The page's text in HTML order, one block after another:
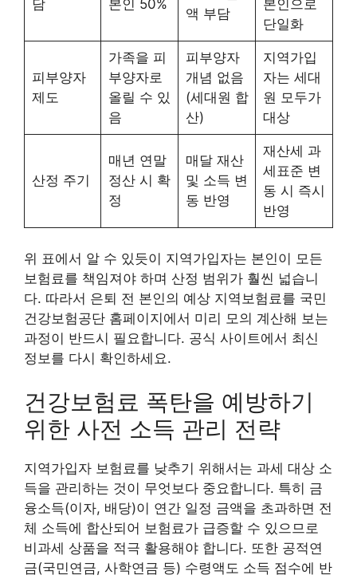
담 본인 50%
액 부담
본인으로
단일화
피부양자
제도
가족을 피
부양자로
올릴 수 있
음
피부양자
개념 없음
(세대원 합
산)
지역가입
자는 세대
원 모두가
대상
산정 주기
매년 연말
정산 시 확
정
매달 재산
및 소득 변
동 반영
재산세 과
세표준 변
동 시 즉시
반영
위 표에서 알 수 있듯이 지역가입자는 본인이 모든
보험료를 책임져야 하며 산정 범위가 훨씬 넓습니
다. 따라서 은퇴 전 본인의 예상 지역보험료를 국민
건강보험공단 홈페이지에서 미리 모의 계산해 보는
과정이 반드시 필요합니다. 공식 사이트에서 최신
정보를 다시 확인하세요.
건강보험료 폭탄을 예방하기
위한 사전 소득 관리 전략
지역가입자 보험료를 낮추기 위해서는 과세 대상 소
득을 관리하는 것이 무엇보다 중요합니다. 특히 금
융소득(이자, 배당)이 연간 일정 금액을 초과하면 전
체 소득에 합산되어 보험료가 급증할 수 있으므로
비과세 상품을 적극 활용해야 합니다. 또한 공적연
금(국민연금, 사학연금 등) 수령액도 소득 점수에 반